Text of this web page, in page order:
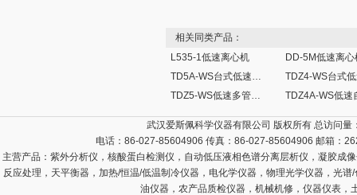
相关同类产品：
L535-1低速离心机
DD-5M低速离心
TD5A-WS台式低速离心机
TDZ5-WS低速多管架自动平衡离心机
武汉爱斯佩科学仪器有限公司 版权所有 总访问量
电话：86-027-85604906 传真：86-027-85604906 邮箱：
主营产品： 紫外分析仪，核酸蛋白检测仪，自动低压液相色谱分离层析仪，凝胶成
反应处理，天平衡器，加热/恒温/低温制冷仪器，电化学仪器，物理光学仪器，光
油仪器，农产品质检仪器，机械机修，仪器仪表，